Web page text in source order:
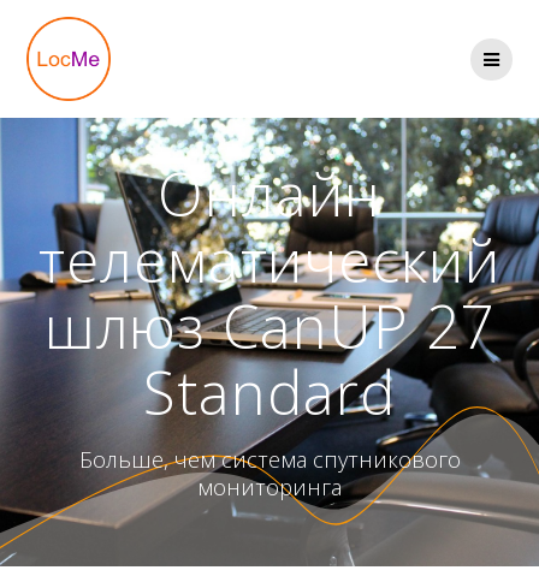
Онлайн
телематический
шлюз CanUP 27
Standard
Больше, чем система спутникового
мониторинга